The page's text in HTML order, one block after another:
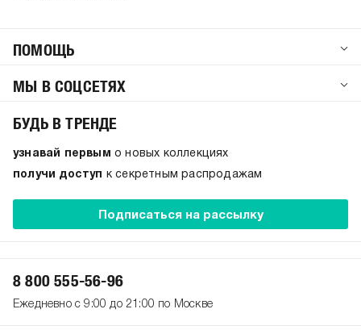
ПОМОЩЬ
МЫ В СОЦСЕТЯХ
БУДЬ В ТРЕНДЕ
узнавай первым о новых коллекциях
получи доступ к секретным распродажам
Подписаться на рассылку
8 800 555-56-96
Ежедневно с 9:00 до 21:00 по Москве